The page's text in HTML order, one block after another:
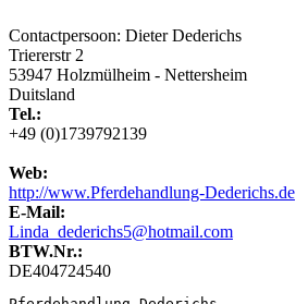
Contactpersoon: Dieter Dederichs
Triererstr 2
53947 Holzmülheim - Nettersheim
Duitsland
Tel.:
+49 (0)1739792139
Web:
http://www.Pferdehandlung-Dederichs.de
E-Mail:
Linda_dederichs5@hotmail.com
BTW.Nr.:
DE404724540